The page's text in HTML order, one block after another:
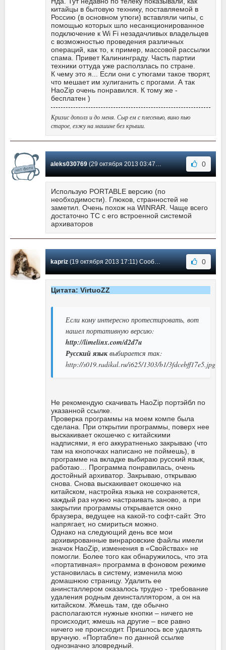
китайцы в бытовую технику, поставляемой в
Россию (в основном утюги) вставляли чипы, с
помощью которых шло несанкционированное
подключение к Wi Fi незадачливых владельцев
с возможностью проведения различных
операций, как то, к пример, массовой рассылки
спама. Привет Калининграду. Часть партии
техники оттуда уже расползлась по стране.
К чему это я... Если они с утюгами такое творят,
что мешает им хулиганить с прогами. А так
HaoZip очень понравился. К тому же -
бесплатен )
Кризис дополз и до меня. Сыр ем с плесенью, вино пью
старое, езжу на машине без крыши.
aleks030769(29 октября 2013 03:47) Сообщение #180 0
Использую PORTABLE версию (по
необходимости). Глюков, странностей не
заметил. Очень похож на WINRAR. Чаще всего
достаточно TC с его встроенной системой
архиваторов
kapriz(19 октября 2013 17:11) Сообщение #179 0
Цитата: VirtuoZZ
Если кому интересно протестировать, вот
нашел портативную версию:
http://limelinx.com/d2d7u
Русский языквыбирается так:
http://s019.radikal.ru/i625/1303/b1/3fdcebff17e5.jpg
Не рекомендую скачивать HaoZip портэйбл по
указанной ссылке.
Проверка программы на моем компе была
сделана. При открытии программы, поверх нее
выскакивает окошечко с китайскими
надписями, я его аккуратненько закрываю (что
там на кнопочках написано не поймешь), в
программе на вкладке выбираю русский язык,
работаю… Программа понравилась, очень
достойный архиватор. Закрываю, открываю
снова. Снова выскакивает окошечко на
китайском, настройка языка не сохраняется,
каждый раз нужно настраивать заново, а при
закрытии программы открывается окно
браузера, ведущее на какой-то софт-сайт. Это
напрягает, но смириться можно.
Однако на следующий день все мои
архивированные винраровские файлы имели
значок HaoZip, изменения в «Свойствах» не
помогли. Более того как обнаружилось, что эта
«портативная» программа в фоновом режиме
установилась в систему, изменила мою
домашнюю страницу. Удалить ее
анинсталлером оказалось трудно - требование
удаления родным деинсталлятором, а он на
китайском. Жмешь там, где обычно
располагаются нужные кнопки – ничего не
происходит, жмешь на другие – все равно
ничего не происходит. Пришлось все удалять
вручную. «Портабле» по данной ссылке
однозначно зловредный.